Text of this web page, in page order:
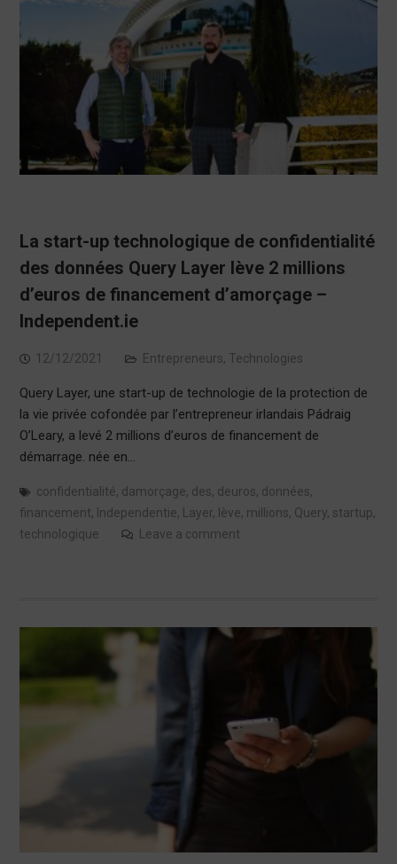
La start-up technologique de confidentialité
des données Query Layer lève 2 millions
d’euros de financement d’amorçage –
Independent.ie
12/12/2021 Entrepreneurs, Technologies
Query Layer, une start-up de technologie de la protection de
la vie privée cofondée par l’entrepreneur irlandais Pádraig
O’Leary, a levé 2 millions d’euros de financement de
démarrage. née en…
confidentialité, damorçage, des, deuros, données,
financement, Independentie, Layer, lève, millions, Query, startup,
technologique
Leave a comment